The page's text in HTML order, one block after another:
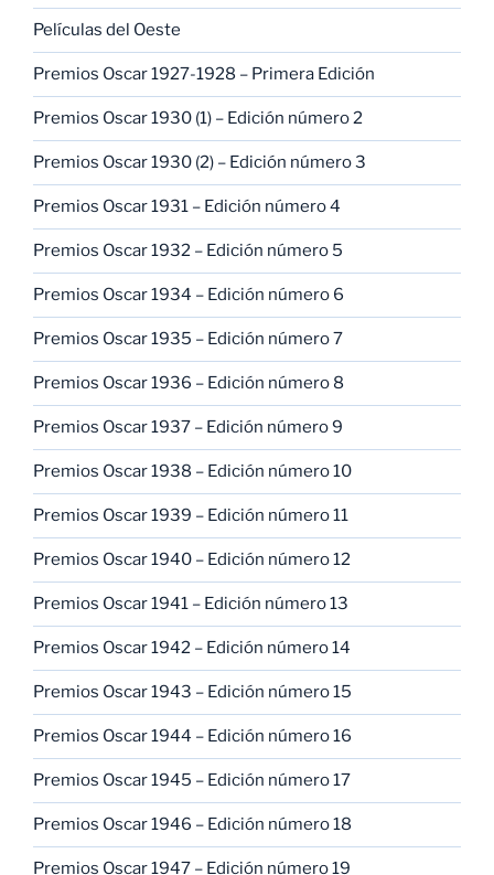
Películas del Oeste
Premios Oscar 1927-1928 – Primera Edición
Premios Oscar 1930 (1) – Edición número 2
Premios Oscar 1930 (2) – Edición número 3
Premios Oscar 1931 – Edición número 4
Premios Oscar 1932 – Edición número 5
Premios Oscar 1934 – Edición número 6
Premios Oscar 1935 – Edición número 7
Premios Oscar 1936 – Edición número 8
Premios Oscar 1937 – Edición número 9
Premios Oscar 1938 – Edición número 10
Premios Oscar 1939 – Edición número 11
Premios Oscar 1940 – Edición número 12
Premios Oscar 1941 – Edición número 13
Premios Oscar 1942 – Edición número 14
Premios Oscar 1943 – Edición número 15
Premios Oscar 1944 – Edición número 16
Premios Oscar 1945 – Edición número 17
Premios Oscar 1946 – Edición número 18
Premios Oscar 1947 – Edición número 19